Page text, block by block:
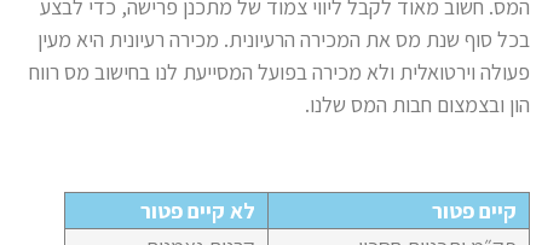
המס. חשוב מאוד לקבל ליווי צמוד של מתכנן פרישה, כדי לבצע
בכל סוף שנת מס את המכירה הרעיונית. מכירה רעיונית היא מעין
פעולה וירטואלית ולא מכירה בפועל המסייעת לנו בחישוב מס רווח
הון ובצמצום חבות המס שלנו.
קיים פטור
לא קיים פטור